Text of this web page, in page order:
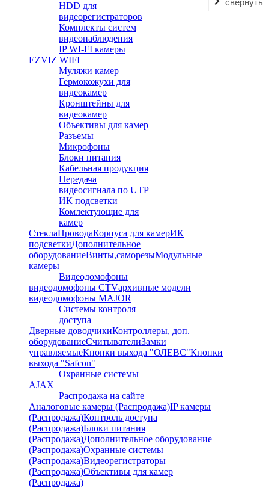
свернуть
HDD для
видеорегистраторов
Комплекты систем
видеонаблюдения
IP WI-FI камеры
EZVIZ WIFI
Муляжи камер
Гермокожухи для
видеокамер
Кронштейны для
видеокамер
Объективы для камер
Разъемы
Микрофоны
Блоки питания
Кабельная продукция
Передача
видеосигнала по UTP
ИК подсветки
Комлектующие для
камер
СтеклаПроводаКорпуса для камерИК
подсветкиДополнительное
оборудованиеВинты,саморезыМодульные
камеры
Видеодомофоны
видеодомофоны CTVархивные модели
видеодомофоны MAJOR
Системы контроля
доступа
Дверные доводчикиКонтроллеры, доп.
оборудованиеСчитывателиЗамки
управляемыеКнопки выхода "ОЛЕВС"Кнопки
выхода "Safcon"
Охранные системы
AJAX
Распродажа на сайте
Аналоговые камеры (Распродажа)IP камеры
(Распродажа)Контроль доступа
(Распродажа)Блоки питания
(Распродажа)Дополнительное оборудование
(Распродажа)Охранные системы
(Распродажа)Видеорегистраторы
(Распродажа)Объективы для камер
(Распродажа)